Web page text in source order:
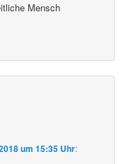
Mensch
um 15:35 Uhr: